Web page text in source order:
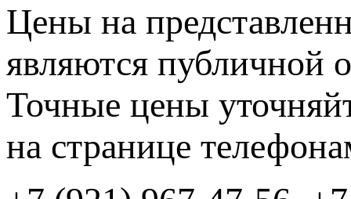
Цены на
являются публичной
Точные цены
на странице